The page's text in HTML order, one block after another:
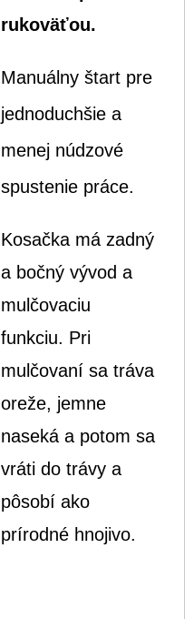
rukoväťou.
Manuálny štart pre
jednoduchšie a
menej núdzové
spustenie práce.
Kosačka má zadný
a bočný vývod a
mulčovaciu
funkciu. Pri
mulčovaní sa tráva
oreže, jemne
naseká a potom sa
vráti do trávy a
pôsobí ako
prírodné hnojivo.